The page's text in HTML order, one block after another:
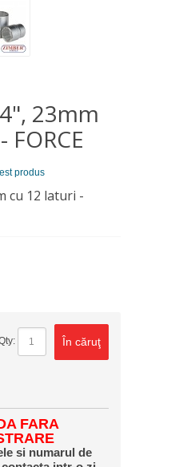
23mm
produs
cu 12 laturi -
În căruţ
FARA
si numarul de